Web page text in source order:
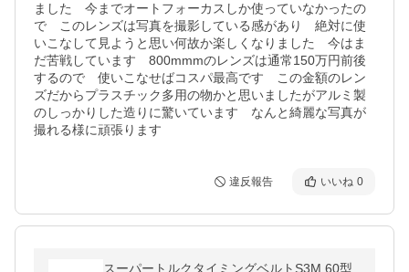
ました　今までオートフォーカスしか使っていなかったの
で　このレンズは写真を撮影している感があり　絶対に使
いこなして見ようと思い何故か楽しくなりました　今はま
だ苦戦しています　800mmmのレンズは通常150万円前後
するので　使いこなせばコスパ最高です　この金額のレン
ズだからプラスチック多用の物かと思いましたがアルミ製
のしっかりした造りに驚いています　なんと綺麗な写真が
撮れる様に頑張ります
違反報告 いいね 0
スーパートルクタイミングベルトS3M 60型